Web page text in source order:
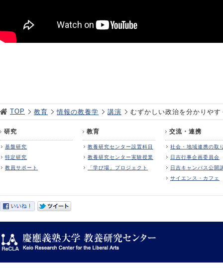
TOP 教育 情報の教養学 講演 むずかしい政治を分かりや
研究
基盤研究
特定研究
教員サポート
教育
教養研究センター設置科目
教養研究センター実験授業
「学び場」プロジェクト
交流・連携
社会・地域連携の取
日吉行事企画委員会
日吉キャンパス公開
サイエンス・カフェ